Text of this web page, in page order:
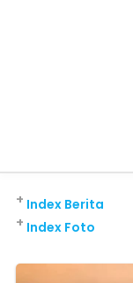
Index Berita
+
Index Foto
+